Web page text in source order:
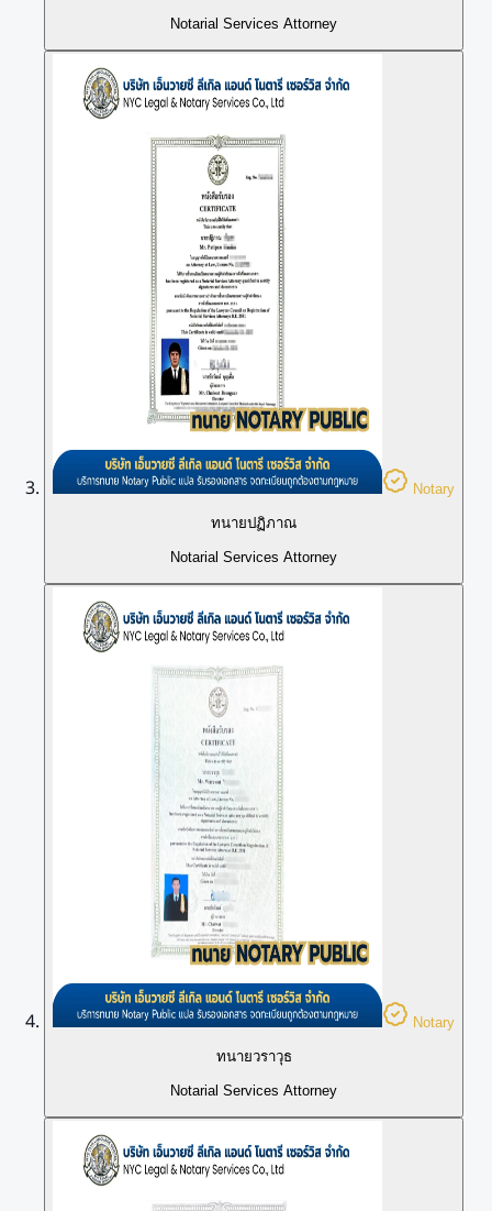
Notarial Services Attorney
Notary
ทนายปฏิภาณ
Notarial Services Attorney
Notary
ทนายวราวุธ
Notarial Services Attorney